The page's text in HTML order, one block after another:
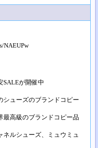
NAEUPw
SALEが開催中
シューズのブランドコピー
最高級のブランドコピー品
ネルシューズ、ミュウミュ